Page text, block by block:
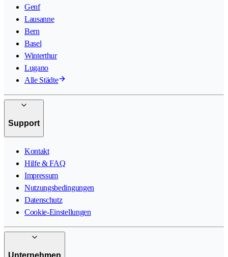
Genf
Lausanne
Bern
Basel
Winterthur
Lugano
Alle Städte
Support
Kontakt
Hilfe & FAQ
Impressum
Nutzungsbedingungen
Datenschutz
Cookie-Einstellungen
Unternehmen